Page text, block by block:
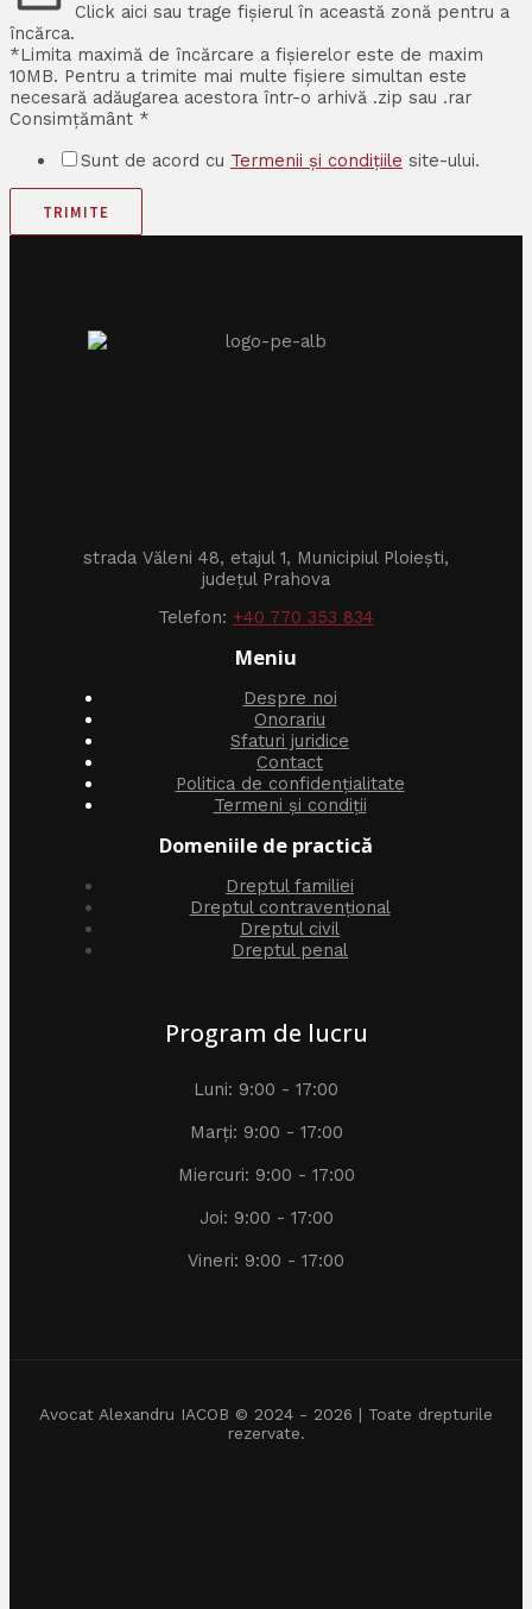
Click aici sau trage fișierul în această zonă pentru a
încărca.
*Limita maximă de încărcare a fișierelor este de maxim
10MB. Pentru a trimite mai multe fișiere simultan este
necesară adăugarea acestora într-o arhivă .zip sau .rar
Consimțământ *
Sunt de acord cu Termenii și condițiile site-ului.
TRIMITE
strada Văleni 48, etajul 1, Municipiul Ploiești,
județul Prahova
Telefon: +40 770 353 834
Meniu
Despre noi
Onorariu
Sfaturi juridice
Contact
Politica de confidențialitate
Termeni și condiții
Domeniile de practică
Dreptul familiei
Dreptul contravențional
Dreptul civil
Dreptul penal
Program de lucru
Luni: 9:00 - 17:00
Marți: 9:00 - 17:00
Miercuri: 9:00 - 17:00
Joi: 9:00 - 17:00
Vineri: 9:00 - 17:00
Avocat Alexandru IACOB © 2024 - 2026 | Toate drepturile
rezervate.